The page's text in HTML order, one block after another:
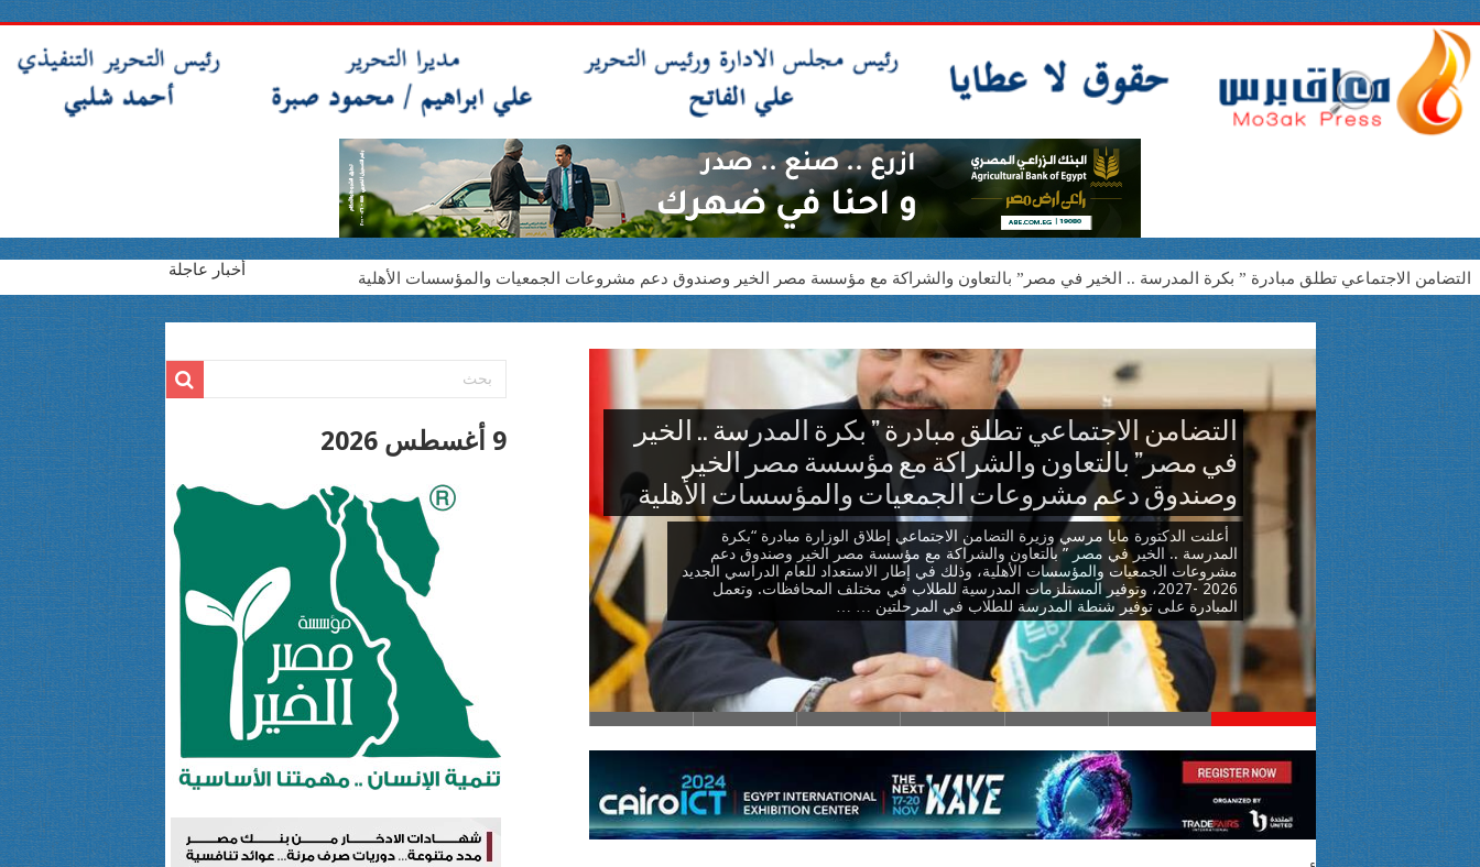
أخبار عاجلة التضامن الاجتماعي تطلق مبادرة ” بكرة المدرسة .. الخير في مصر” بالتعاون والشراكة مع مؤسسة مصر الخير وصندوق دعم مشروعات الجمعيات والمؤسسات الأهلية
*مؤسسه مصر الخير تنجح في تطوير وتأهيل ألف منزل للأسر المستحقة في 10 محافظات*
بروتوكول تعاون بين “مياه سوهاج” و”مصر الخير” لتوصيل مياه الشرب للمناطق المحرومة بالمحافظة لخدمة 150 ألف مواطن
*صناع الخير تجري 54 عملية جراحية «عيون» للحالات المستحقة في البحيرة وقنا*
بحضور محافظ سوهاج.. افتتاح مشروع دعم تطوير مركز الأورام بدعم من مصر الخير
المزايا المقررة للمرأة وذوي الإعاقة والأطفال بقانون العمل الجديد
أميرة شوقي تطالب نقابة الممثلين يتخصيص شعبة لذوي الإعاقة
بنك مصر يضخ أكثر من 100 مليون جنيه لتطوير الخدمات الصحية بأربع مؤسسات طبية دعمًا لعلاج مرضى القلب والأورام والقصور الكلوي استكمالًا لإسهاماته المؤثرة في قطاع الصحة
إنجاز طبي في “سوهاج الجامعي”.. إجراء أول ٣ عمليات لمرضى الأكاليزيا بتقنية «POEM» وتدريب الأطباء على أحدث تقنيات المناظير بدعم من مصر الخير
القومي للأشخاص ذوي الإعاقة يهنئ أبطال مصر في بطولة العالم لتحدي البوتشيا
التضامن الاجتماعي تطلق مبادرة ” بكرة المدرسة .. الخير
في مصر” بالتعاون والشراكة مع مؤسسة مصر الخير
وصندوق دعم مشروعات الجمعيات والمؤسسات الأهلية
أعلنت الدكتورة مايا مرسي وزيرة التضامن الاجتماعي إطلاق الوزارة مبادرة “بكرة
المدرسة .. الخير في مصر ” بالتعاون والشراكة مع مؤسسة مصر الخير وصندوق دعم
مشروعات الجمعيات والمؤسسات الأهلية، وذلك في إطار الاستعداد للعام الدراسي الجديد
2026 -2027، وتوفير المستلزمات المدرسية للطلاب في مختلف المحافظات. وتعمل
المبادرة على توفير شنطة المدرسة للطلاب في المرحلتين … …
9 أغسطس 2026